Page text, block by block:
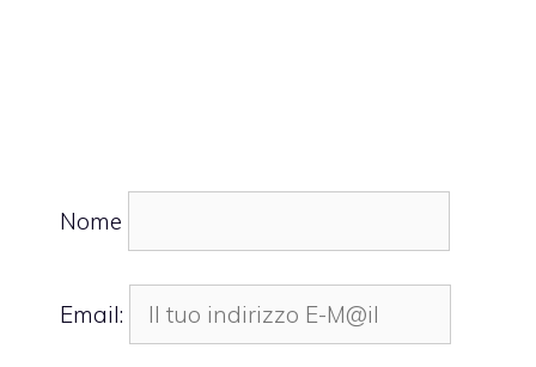
Nome
Email: